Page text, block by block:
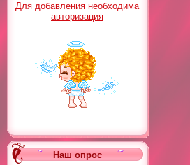
Для добавления необходима
авторизация
Наш опрос